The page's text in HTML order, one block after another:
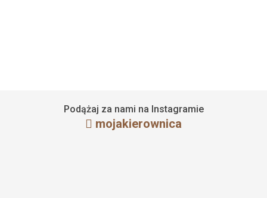
Podążaj za nami na Instagramie
mojakierownica